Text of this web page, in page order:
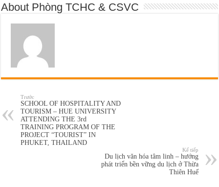
About Phòng TCHC & CSVC
Trước
SCHOOL OF HOSPITALITY AND
TOURISM – HUE UNIVERSITY
ATTENDING THE 3rd
TRAINING PROGRAM OF THE
PROJECT “TOURIST” IN
PHUKET, THAILAND
Kế tiếp
Du lịch văn hóa tâm linh – hướng
phát triển bền vững du lịch ở Thừa
Thiên Huế